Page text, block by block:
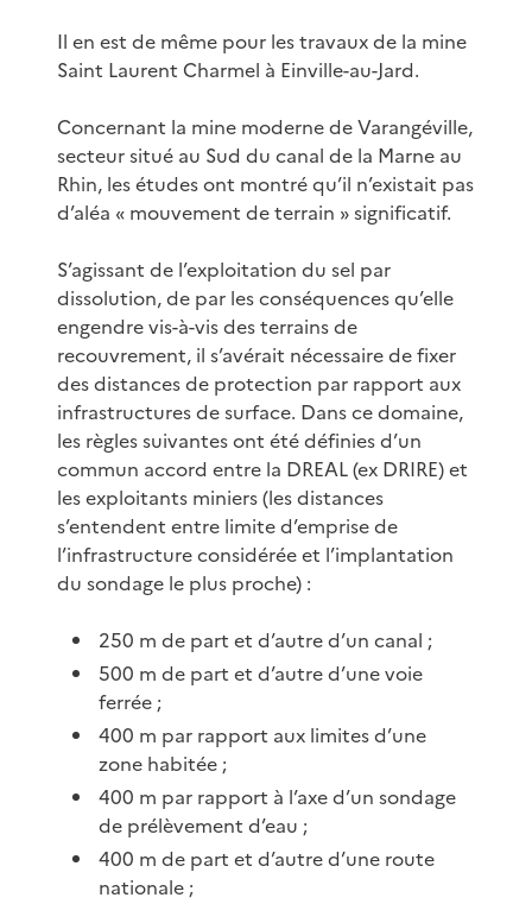
Il en est de même pour les travaux de la mine
Saint Laurent Charmel à Einville-au-Jard.
Concernant la mine moderne de Varangéville,
secteur situé au Sud du canal de la Marne au
Rhin, les études ont montré qu’il n’existait pas
d’aléa « mouvement de terrain » significatif.
S’agissant de l’exploitation du sel par
dissolution, de par les conséquences qu’elle
engendre vis-à-vis des terrains de
recouvrement, il s’avérait nécessaire de fixer
des distances de protection par rapport aux
infrastructures de surface. Dans ce domaine,
les règles suivantes ont été définies d’un
commun accord entre la DREAL (ex DRIRE) et
les exploitants miniers (les distances
s’entendent entre limite d’emprise de
l’infrastructure considérée et l’implantation
du sondage le plus proche) :
250 m de part et d’autre d’un canal ;
500 m de part et d’autre d’une voie
ferrée ;
400 m par rapport aux limites d’une
zone habitée ;
400 m par rapport à l’axe d’un sondage
de prélèvement d’eau ;
400 m de part et d’autre d’une route
nationale ;